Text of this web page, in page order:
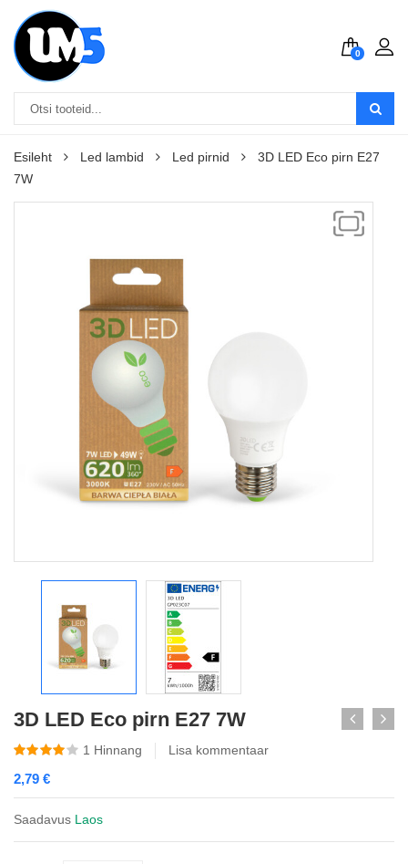
0
Esileht Led lambid Led pirnid
3D LED Eco pirn E27
7W
3D LED Eco pirn E27 7W
1 Hinnang Lisa kommentaar
2,79 €
Saadavus Laos